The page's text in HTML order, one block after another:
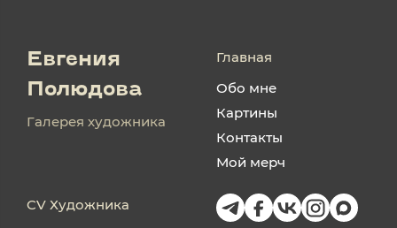
Евгения
Полюдова
Галерея художника
Главная
Обо мне
Картины
Контакты
Мой мерч
CV Художника